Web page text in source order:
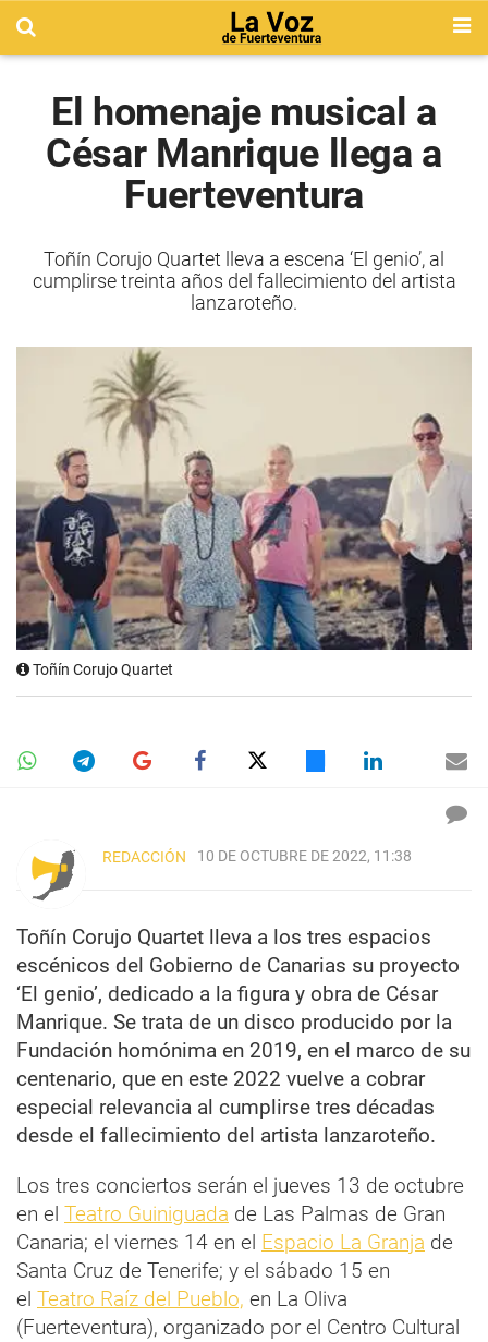
El homenaje musical a
César Manrique llega a
Fuerteventura
Toñín Corujo Quartet lleva a escena ‘El genio’, al
cumplirse treinta años del fallecimiento del artista
lanzaroteño.
Toñín Corujo Quartet
REDACCIÓN 10 DE OCTUBRE DE 2022, 11:38
Toñín Corujo Quartet lleva a los tres espacios
escénicos del Gobierno de Canarias su proyecto
‘El genio’, dedicado a la figura y obra de César
Manrique. Se trata de un disco producido por la
Fundación homónima en 2019, en el marco de su
centenario, que en este 2022 vuelve a cobrar
especial relevancia al cumplirse tres décadas
desde el fallecimiento del artista lanzaroteño.
Los tres conciertos serán el jueves 13 de octubre
en el Teatro Guiniguada de Las Palmas de Gran
Canaria; el viernes 14 en el Espacio La Granja de
Santa Cruz de Tenerife; y el sábado 15 en
el Teatro Raíz del Pueblo, en La Oliva
(Fuerteventura), organizado por el Centro Cultural